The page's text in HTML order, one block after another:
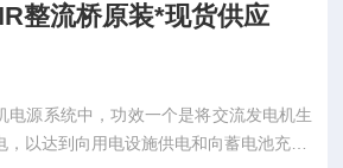
整流桥原装*现货供应
电源系统中，功效一个是将交流发电机生
以达到向用电设施供电和向蓄电池充电;